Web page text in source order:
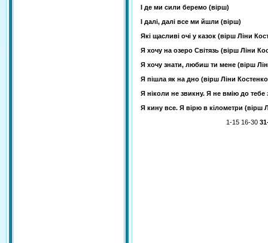
І де ми сили беремо (вірш)
І далі, далі все ми йшли (вірш)
Які щасливі очі у казок (вірш Ліни
Я хочу на озеро Світязь (вірш Ліни
Я хочу знати, любиш ти мене (вірш
Я пішла як на дно (вірш Ліни
Я ніколи не звикну. Я не вмію до тебе
Я кину все. Я вірю в кілометри (вірш
1-15 16-30